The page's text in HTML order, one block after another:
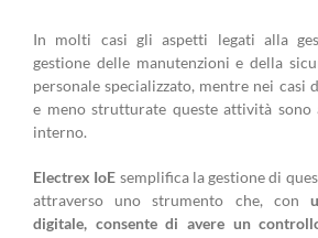
In molti casi gli aspetti legati alla
gestione delle manutenzioni e della
personale specializzato, mentre nei casi
e meno strutturate queste attività sono
interno.
Electrex IoE semplifica la gestione di
attraverso uno strumento che, con
digitale, consente di avere un